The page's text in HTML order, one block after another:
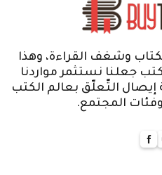
وشغف القراءة، وهذا
جعلنا نستثمر مواردنا
إيصال التّعلّق بعالم الكتب
المجتمع.